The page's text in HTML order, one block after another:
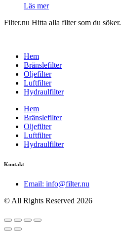
Läs mer
Filter.nu Hitta alla filter som du söker.
Hem
Bränslefilter
Oljefilter
Luftfilter
Hydraulfilter
Hem
Bränslefilter
Oljefilter
Luftfilter
Hydraulfilter
Kontakt
Email: info@filter.nu
© All Rights Reserved 2026